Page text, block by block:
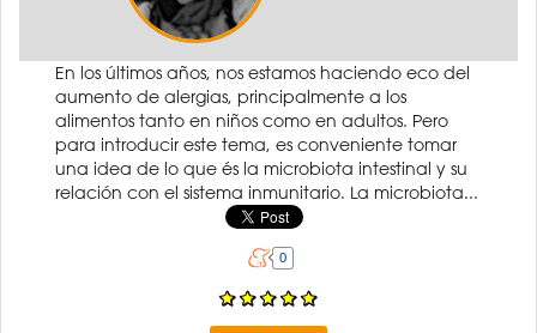
En los últimos años, nos estamos haciendo eco del
aumento de alergias, principalmente a los
alimentos tanto en niños como en adultos. Pero
para introducir este tema, es conveniente tomar
una idea de lo que és la microbiota intestinal y su
relación con el sistema inmunitario. La microbiota...